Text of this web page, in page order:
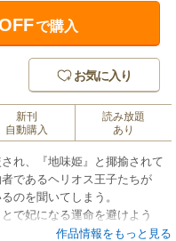
で購入
お気に入り
新刊
自動購入
読み放題
あり
れ、『地味姫』と揶揄されて
であるヘリオス王子たちが
のを聞いてしまう。
で妃になる運命を避けよう
けた使い魔の黒猫と一緒に、
作品情報をもっと見る